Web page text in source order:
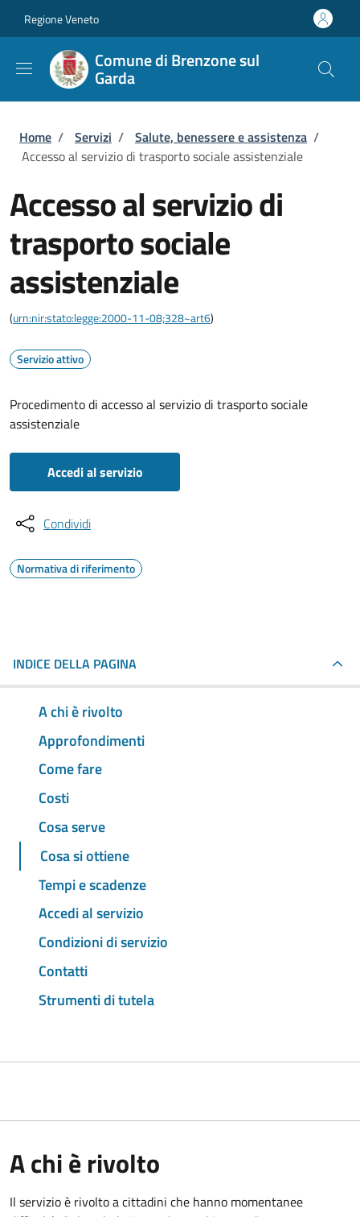
Regione Veneto
Comune di Brenzone sul
Garda
Briciole di pane
Home / Servizi / Salute, benessere e assistenza /
Accesso al servizio di trasporto sociale assistenziale
Accesso al servizio di
trasporto sociale
assistenziale
(urn:nir:stato:legge:2000-11-08;328~art6)
Servizio attivo
Procedimento di accesso al servizio di trasporto sociale
assistenziale
Accedi al servizio
Condividi
Normativa di riferimento
INDICE DELLA PAGINA
A chi è rivolto
Approfondimenti
Come fare
Costi
Cosa serve
Cosa si ottiene
Tempi e scadenze
Accedi al servizio
Condizioni di servizio
Contatti
Strumenti di tutela
A chi è rivolto
Il servizio è rivolto a cittadini che hanno momentanee